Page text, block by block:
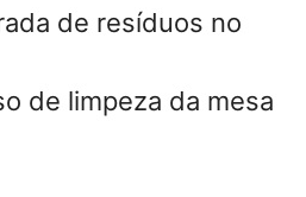
de resíduos no
de limpeza da mesa